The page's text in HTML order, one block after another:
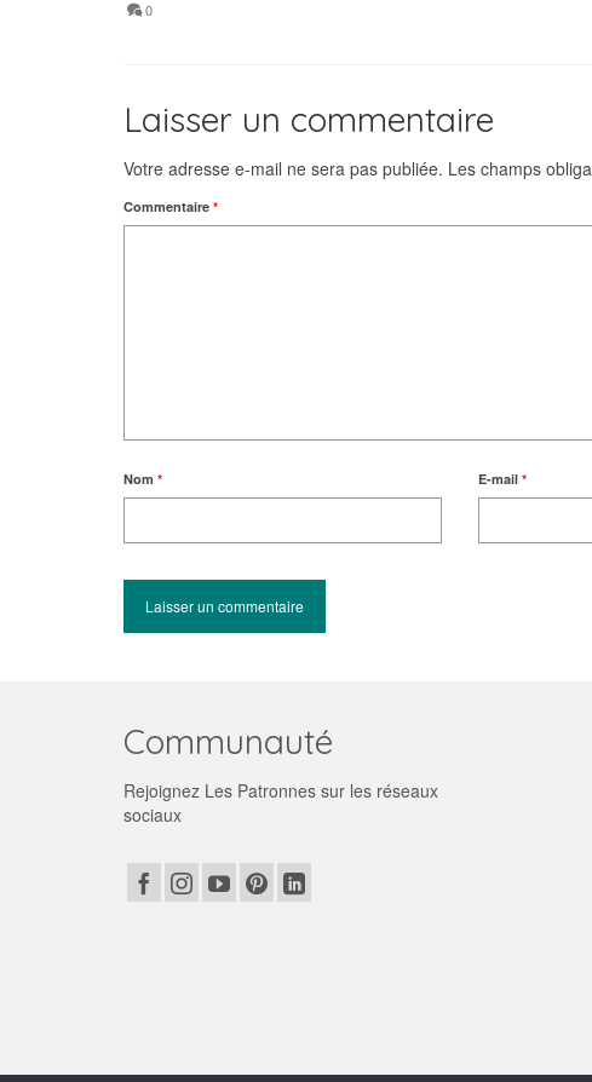
0
Laisser un commentaire
Votre adresse e-mail ne sera pas publiée. Les champs
Commentaire *
Nom * E-mail *
Communauté
Rejoignez Les Patronnes sur les réseaux
sociaux